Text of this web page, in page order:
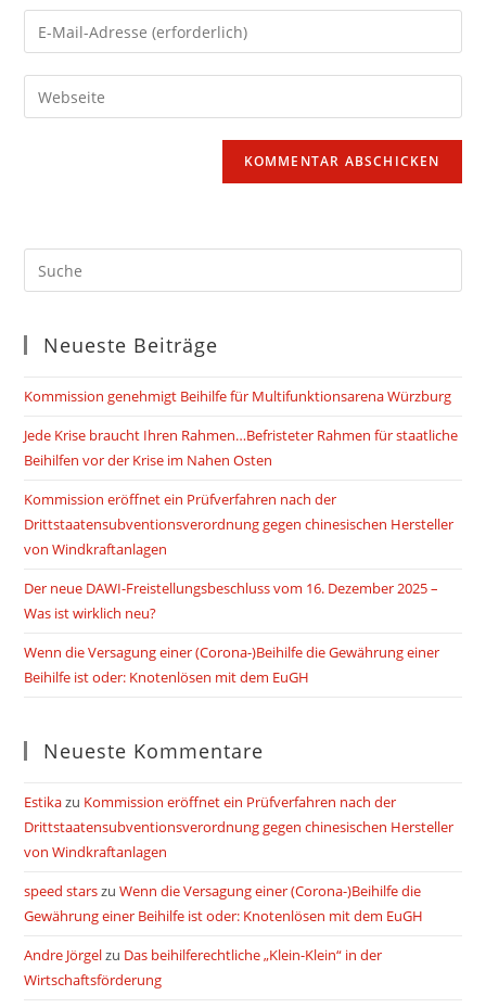
Namen
oder
zum
Kommentieren
Gib
deine
E-
Mail-
Gib
deine
Neueste Beiträge
Kommission genehmigt Beihilfe für Multifunktionsarena Würzburg
Jede Krise braucht Ihren Rahmen…Befristeter Rahmen für staatliche
Beihilfen vor der Krise im Nahen Osten
Kommission eröffnet ein Prüfverfahren nach der
Drittstaatensubventionsverordnung gegen chinesischen Hersteller
von Windkraftanlagen
Der neue DAWI-Freistellungsbeschluss vom 16. Dezember 2025 –
Was ist wirklich neu?
Wenn die Versagung einer (Corona-)Beihilfe die Gewährung einer
Beihilfe ist oder: Knotenlösen mit dem EuGH
Neueste Kommentare
Estikazu Kommission eröffnet ein Prüfverfahren nach der
Drittstaatensubventionsverordnung gegen chinesischen Hersteller
von Windkraftanlagen
speed starszuWenn die Versagung einer (Corona-)Beihilfe die
Gewährung einer Beihilfe ist oder: Knotenlösen mit dem EuGH
Andre Jörgelzu Das beihilferechtliche „Klein-Klein“ in der
Wirtschaftsförderung